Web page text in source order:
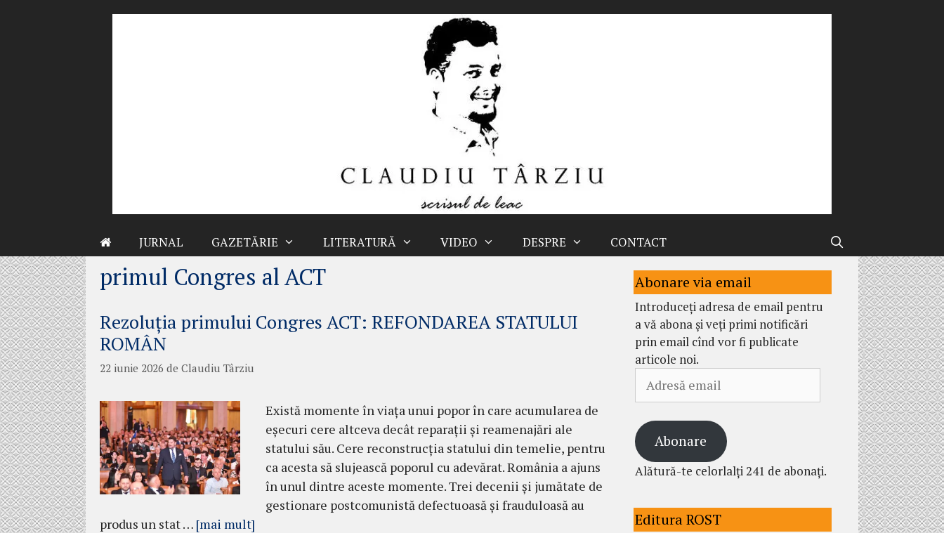
JURNAL GAZETĂRIE LITERATURĂ VIDEO DESPRE CONTACT
primul Congres al ACT
Rezoluția primului Congres ACT: REFONDAREA STATULUI
ROMÂN
22 iunie 2026 de Claudiu Târziu
Există momente în viața unui popor în care acumularea de
eșecuri cere altceva decât reparații și reamenajări ale
statului său. Cere reconstrucția statului din temelie, pentru
ca acesta să slujească poporul cu adevărat. România a ajuns
în unul dintre aceste momente. Trei decenii și jumătate de
gestionare postcomunistă defectuoasă și frauduloasă au
produs un stat … [mai mult]
Abonare via email
Introduceți adresa de email pentru
a vă abona și veți primi notificări
prin email cînd vor fi publicate
articole noi.
email
Abonare
Alătură-te celorlalți 241 de abonați.
Editura ROST